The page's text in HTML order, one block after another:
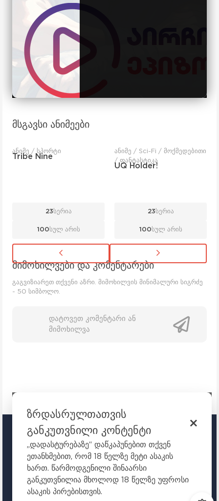
მსგავსი ანიმეები
ანიმე / სპორტი
Tribe Nine
23 სერია
100 სულ არის
ანიმე / Sci-Fi / მოქმედებითი
/ ფანტასტიკა
UQ Holder!
23 სერია
100 სულ არის
მიმოხილვები და კომენტარები
გაგვიზიარეთ თქვენი აზრი. მიმოხილვის მინიმალური სიგრძე
- 50 სიმბოლო.
დატოვეთ კომენტარი ან
მიმოხილვა
ზრდასრულთათვის
განკუთვნილი კონტენტი
„დადასტურებაზე“ დაწკაპუნებით თქვენ
ეთანხმებით, რომ 18 წელზე მეტი ასაკის
ხართ. წარმოდგენილი შინაარსი
განკუთვნილია მხოლოდ 18 წელზე უფროსი
ასაკის პირებისთვის.
TOKYO.GE
ᲣᲧᲣᲠᲔᲗ ᲐᲜᲘᲛᲔᲡ ᲝᲜᲚᲐᲘᲜ
ანიმეანიმეები ქართულადanimeebi qartulad
axali animeebi